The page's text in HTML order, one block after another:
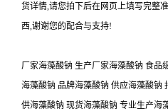
货详情,请您拍下后在网页上填写完整
西,谢谢您的配合与支持!
厂家海藻酸钠 生产厂家海藻酸钠 食品
海藻酸钠 品牌海藻酸钠 供应海藻酸钠
供海藻酸钠 现货海藻酸钠 专业生产海